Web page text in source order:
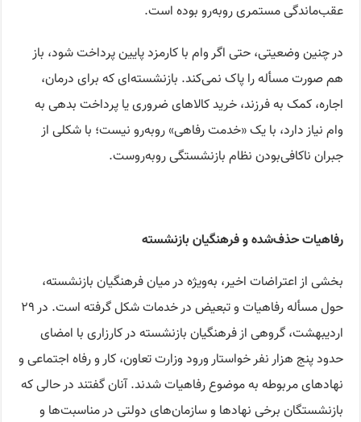
عقب‌ماندگی مستمری روبه‌رو بوده است.
در چنین وضعیتی، حتی اگر وام با کارمزد پایین پرداخت شود، باز
هم صورت مسأله را پاک نمی‌کند. بازنشسته‌ای که برای درمان،
اجاره، کمک به فرزند، خرید کالاهای ضروری یا پرداخت بدهی به
وام نیاز دارد، با یک «خدمت رفاهی» روبه‌رو نیست؛ با شکلی از
جبران ناکافی‌بودن نظام بازنشستگی روبه‌روست.
رفاهیات حذف‌شده و فرهنگیان بازنشسته
بخشی از اعتراضات اخیر، به‌ویژه در میان فرهنگیان بازنشسته،
حول مسأله رفاهیات و تبعیض در خدمات شکل گرفته است. در ۲۹
اردیبهشت، گروهی از فرهنگیان بازنشسته در کارزاری با امضای
حدود پنج هزار نفر خواستار ورود وزارت تعاون، کار و رفاه اجتماعی و
نهادهای مربوطه به موضوع رفاهیات شدند. آنان گفتند در حالی که
بازنشستگان برخی نهادها و سازمان‌های دولتی در مناسبت‌ها و